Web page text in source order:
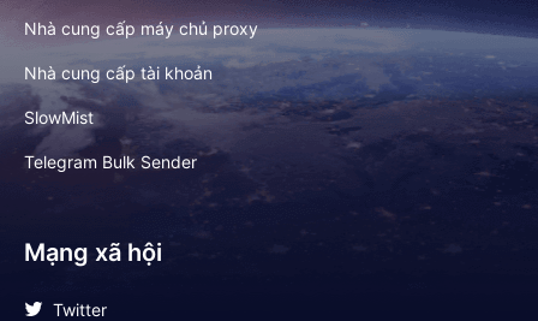
Nhà cung cấp máy chủ proxy
Nhà cung cấp tài khoản
SlowMist
Telegram Bulk Sender
Mạng xã hội
Twitter